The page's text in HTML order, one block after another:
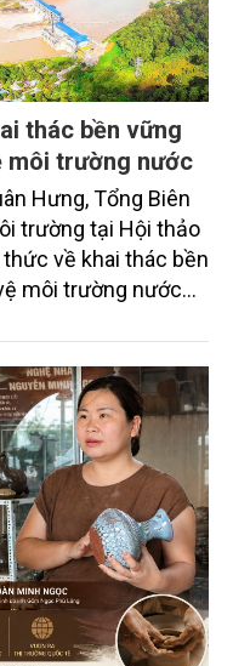
thác bền vững
môi trường nước
Hưng, Tổng Biên
trường tại Hội thảo
về khai thác bền
môi trường nước
và Môi trường
2026. Hội thảo thu
biểu là lãnh đạo
và Môi trường,
nghiệp và Môi
các cơ quan đơn vị
phía Bắc.